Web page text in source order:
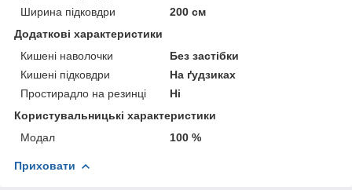
Ширина підковдри
200 см
Додаткові характеристики
Кишені наволочки
Без застібки
Кишені підковдри
На ґудзиках
Простирадло на резинці
Ні
Користувальницькі характеристики
Модал
100 %
Приховати